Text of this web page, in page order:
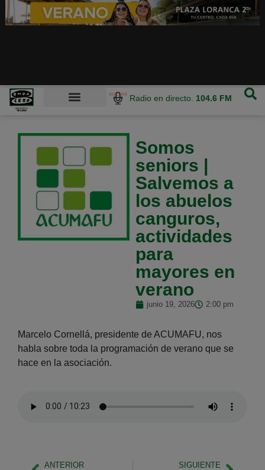
Radio en directo. 104.6 FM
Somos
seniors |
Salvemos a
los abuelos
canguros,
actividades
para
mayores en
verano
junio 19, 2026 2:00 pm
Marcelo Cornellá, presidente de ACUMAFU, nos
habla sobre toda la programación de verano que se
hace en la asociación.
ANTERIOR SIGUIENTE